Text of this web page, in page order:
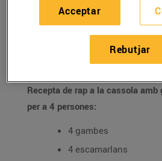
Recepta de
cassola amb
27/de desembre/2019
Recepta de rap a la cassola amb
per a 4 persones:
4 gambes
4 escamarlans
Rebutjar
Acceptar